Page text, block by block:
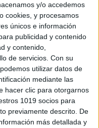
y/o accedemos
cookies, y procesamos
únicos e información
publicidad y contenido
y contenido,
de servicios. Con su
utilizar datos de
mediante las
hacer clic para otorgarnos
1019 socios para
previamente descrito. De
más detallada y
nos ha
del
de palabras
hablo? también
ya